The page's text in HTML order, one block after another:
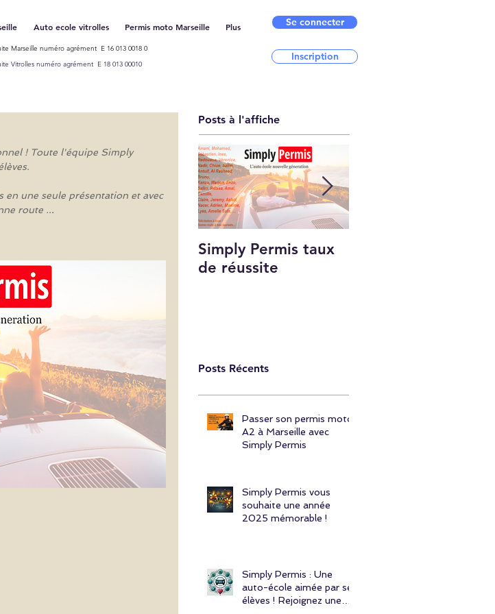
Auto ecole vitrolles Permis moto Marseille Plus
Marseille numéro agrément E 16 013 0018 0
Vitrolles numéro agrément E 18 013 00010
Se connecter
Inscription
! Toute l'équipe Simply
en une seule présentation et avec
route ...
Posts à l'affiche
Simply Permis taux
de réussite
Posts Récents
Passer son permis moto
A2 à Marseille avec
Simply Permis
Simply Permis vous
souhaite une année
2025 mémorable !
Simply Permis : Une
auto-école aimée par ses
élèves ! Rejoignez une